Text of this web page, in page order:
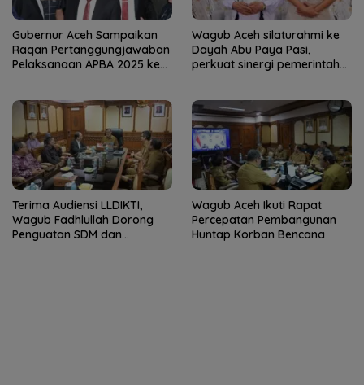
Gubernur Aceh Sampaikan
Raqan Pertanggungjawaban
Pelaksanaan APBA 2025 ke
Wagub Aceh silaturahmi ke
Dayah Abu Paya Pasi,
perkuat sinergi pemerintah
Terima Audiensi LLDIKTI,
Wagub Fadhlullah Dorong
Penguatan SDM dan
Wagub Aceh Ikuti Rapat
Percepatan Pembangunan
Huntap Korban Bencana